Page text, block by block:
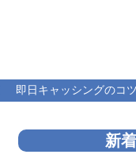
即日キャッシングのコツ
新